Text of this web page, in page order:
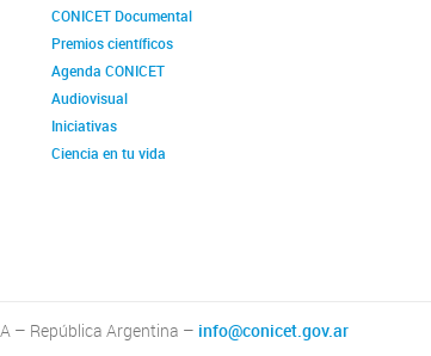
CONICET Documental
Premios científicos
Agenda CONICET
Audiovisual
Iniciativas
Ciencia en tu vida
– República Argentina – info@conicet.gov.ar